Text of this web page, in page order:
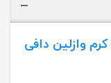
وازلین دافی